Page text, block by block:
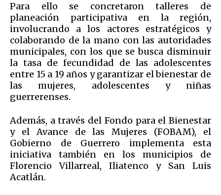
Para ello se concretaron talleres de
planeación participativa en la región,
involucrando a los actores estratégicos y
colaborando de la mano con las autoridades
municipales, con los que se busca disminuir
la tasa de fecundidad de las adolescentes
entre 15 a 19 años y garantizar el bienestar de
las mujeres, adolescentes y niñas
guerrerenses.
Además, a través del Fondo para el Bienestar
y el Avance de las Mujeres (FOBAM), el
Gobierno de Guerrero implementa esta
iniciativa también en los municipios de
Florencio Villarreal, Iliatenco y San Luis
Acatlán.